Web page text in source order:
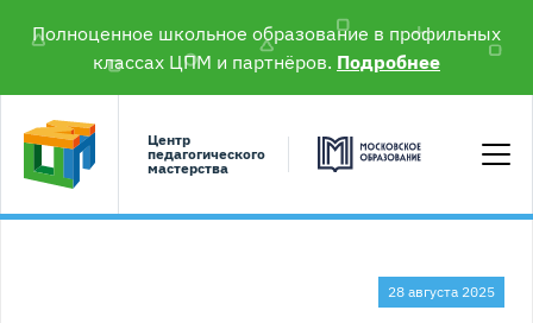
Полноценное школьное образование в профильных
классах ЦПМ и партнёров. Подробнее
Центр
педагогического
мастерства
28 августа 2025